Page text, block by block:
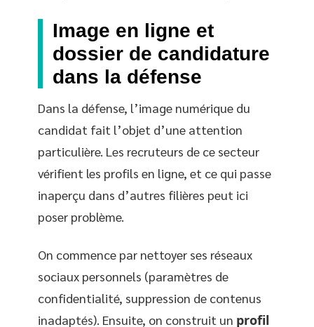
Image en ligne et
dossier de candidature
dans la défense
Dans la défense, l’image numérique du
candidat fait l’objet d’une attention
particulière. Les recruteurs de ce secteur
vérifient les profils en ligne, et ce qui passe
inaperçu dans d’autres filières peut ici
poser problème.
On commence par nettoyer ses réseaux
sociaux personnels (paramètres de
confidentialité, suppression de contenus
inadaptés). Ensuite, on construit un profil